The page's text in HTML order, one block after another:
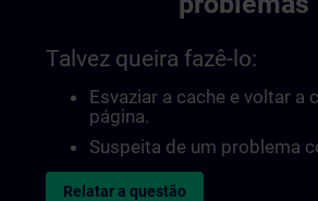
Talvez queira fazê-lo:
Esvaziar a cache e voltar a
página.
Suspeita de um problema
Relatar a questão